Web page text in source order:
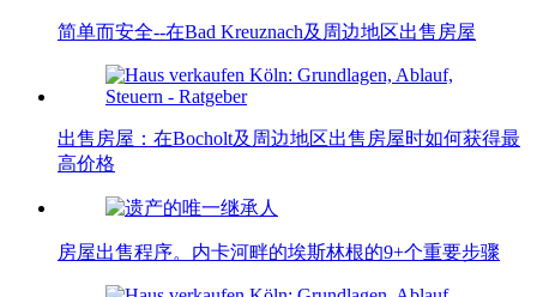
简单而安全--在Bad Kreuznach及周边地区出售房屋
出售房屋：在Bocholt及周边地区出售房屋时如何获得最
高价格
房屋出售程序。内卡河畔的埃斯林根的9+个重要步骤